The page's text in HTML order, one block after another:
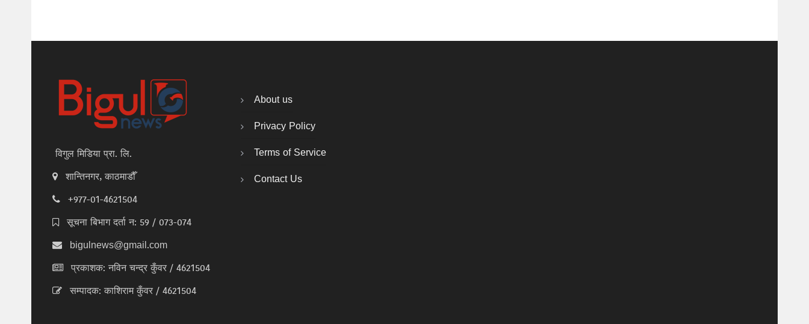
विगुल मिडिया प्रा. लि.
शान्तिनगर, काठमाडौँ
+977-01-4621504
सूचना बिभाग दर्ता न: 59 / 073-074
bigulnews@gmail.com
प्रकाशक: नविन चन्द्र कुँवर / 4621504
सम्पादक: काशिराम कुँवर / 4621504
About us
Privacy Policy
Terms of Service
Contact Us